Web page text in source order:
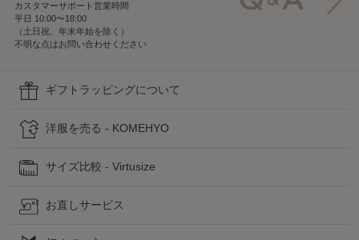
カスタマーサポート営業時間
平日 10:00〜18:00
（土日祝、年末年始を除く）
不明な点はお問い合わせください
ギフトラッピングについて
洋服を売る - KOMEHYO
サイズ比較 - Virtusize
お直しサービス